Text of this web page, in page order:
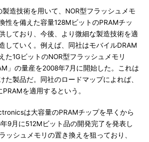
造技術を用いて、NOR型フラッシュメモ
性を備えた容量128MビットのPRAMチッ
しており、今後、より微細な製造技術を適
していく。例えば、同社はモバイルDRAM
た1GビットのNOR型フラッシュメモリ
」の量産を2008年7月に開始した。これは
た製品だ。同社のロードマップによれば、
を適用するという。
は大容量のPRAMチップを早くから
9月に512Mビット品の開発完了を発表し
ッシュメモリの置き換えを狙っており、